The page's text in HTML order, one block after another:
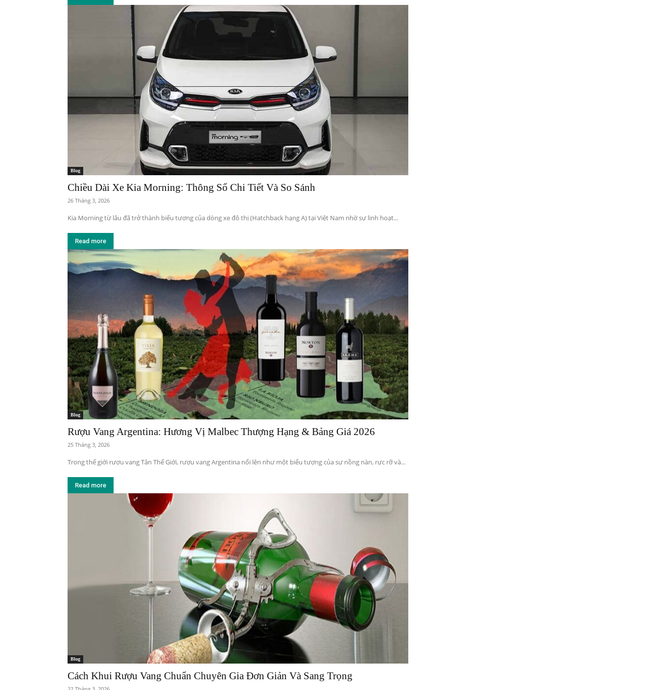
Blog
Chiều Dài Xe Kia Morning: Thông Số Chi Tiết Và So Sánh
26 Tháng 3, 2026
Kia Morning từ lâu đã trở thành biểu tượng của dòng xe đô thị (Hatchback hạng A) tại Việt Nam nhờ sự linh hoạt...
Read more
Blog
Rượu Vang Argentina: Hương Vị Malbec Thượng Hạng & Bảng Giá 2026
25 Tháng 3, 2026
Trong thế giới rượu vang Tân Thế Giới, rượu vang Argentina nổi lên như một biểu tượng của sự nồng nàn, rực rỡ và...
Read more
Blog
Cách Khui Rượu Vang Chuẩn Chuyên Gia Đơn Giản Và Sang Trọng